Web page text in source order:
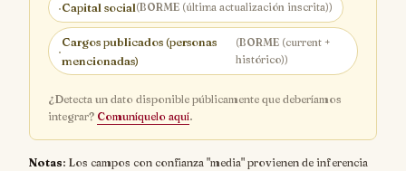
·Capital social(BORME (última actualización inscrita))
·
Cargos publicados (personas
mencionadas)
(BORME (current +
histórico))
¿Detecta un dato disponible públicamente que deberíamos
integrar? Comuníquelo aquí.
Notas: Los campos con confianza "media" provienen de inferencia